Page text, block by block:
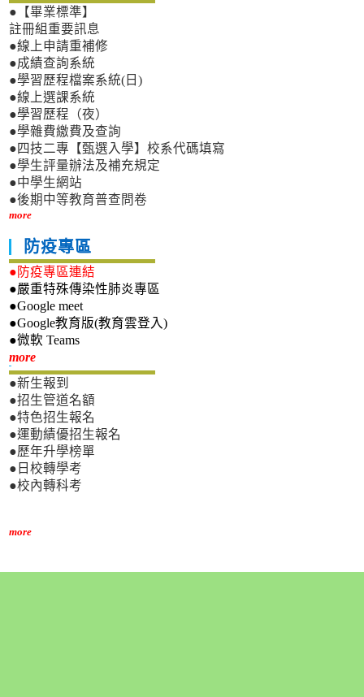
●【畢業標準】
註冊組重要訊息
●線上申請重補修
●成績查詢系統
●學習歷程檔案系統(日)
●線上選課系統
●學習歷程（夜）
●學雜費繳費及查詢
●四技二專【甄選入學】校系代碼填寫
●學生評量辦法及補充規定
●中學生網站
●後期中等教育普查問卷
more
防疫專區
●防疫專區連結
●嚴重特殊傳染性肺炎專區
●Google meet
●Google教育版(教育雲登入)
●微軟 Teams
more新生專區
●新生報到
●招生管道名額
●特色招生報名
●運動績優招生報名
●歷年升學榜單
●日校轉學考
●校內轉科考
more